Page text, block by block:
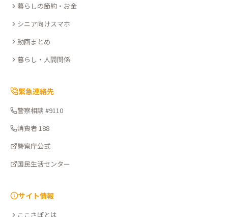
ぽ 暮らしの節約・お金
シニア向けスマホ
動画まとめ
暮らし・人間関係
緊急連絡先
警察相談 #9110
消費者 188
警察庁公式
国民生活センター
サイト情報
ここさぽとは